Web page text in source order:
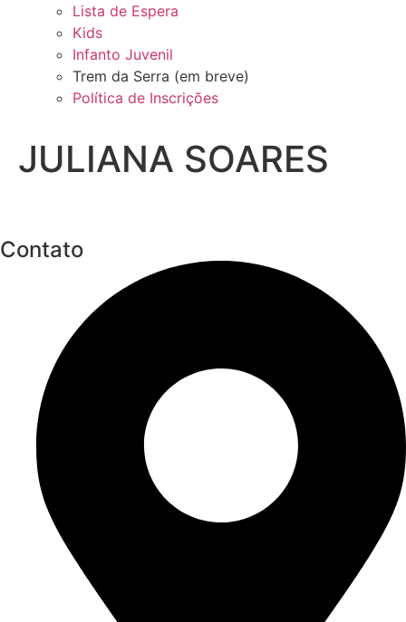
Lista de Espera
Kids
Infanto Juvenil
Trem da Serra (em breve)
Política de Inscrições
JULIANA SOARES
Contato